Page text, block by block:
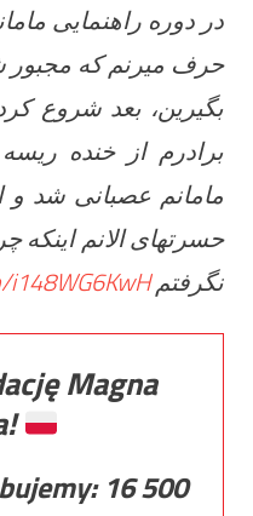
در دوره راهنمایی
حرف میرنم که
بگیرین، بعد شروع
برادرم از خنده
مامانم عصبانی شد و
حسرتهای الانم اینکه
نگرفتم
Magna
16 500